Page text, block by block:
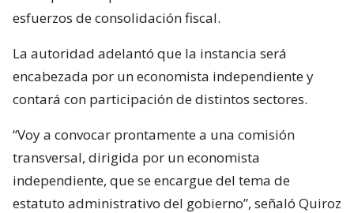
esfuerzos de consolidación fiscal.
La autoridad adelantó que la instancia será
encabezada por un economista independiente y
contará con participación de distintos sectores.
“Voy a convocar prontamente a una comisión
transversal, dirigida por un economista
independiente, que se encargue del tema de
estatuto administrativo del gobierno”, señaló Quiroz